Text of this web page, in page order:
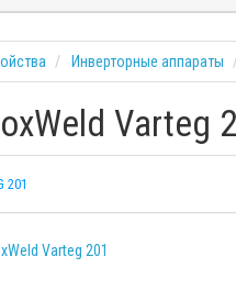
Инверторные аппараты
Varteg
201